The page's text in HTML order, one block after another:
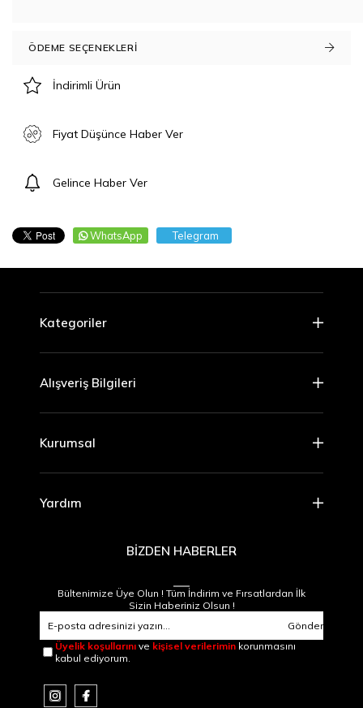
ÖDEME SEÇENEKLERI
İndirimli Ürün
Fiyat Düşünce Haber Ver
Gelince Haber Ver
WhatsApp Telegram
Kategoriler
Alışveriş Bilgileri
Kurumsal
Yardım
BİZDEN HABERLER
Bültenimize Üye Olun ! Tüm İndirim ve Fırsatlardan İlk
Sizin Haberiniz Olsun !
Gönder
Üyelik koşullarını ve kişisel verilerimin korunmasını
kabul ediyorum.